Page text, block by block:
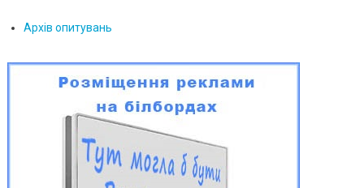
Архів опитувань